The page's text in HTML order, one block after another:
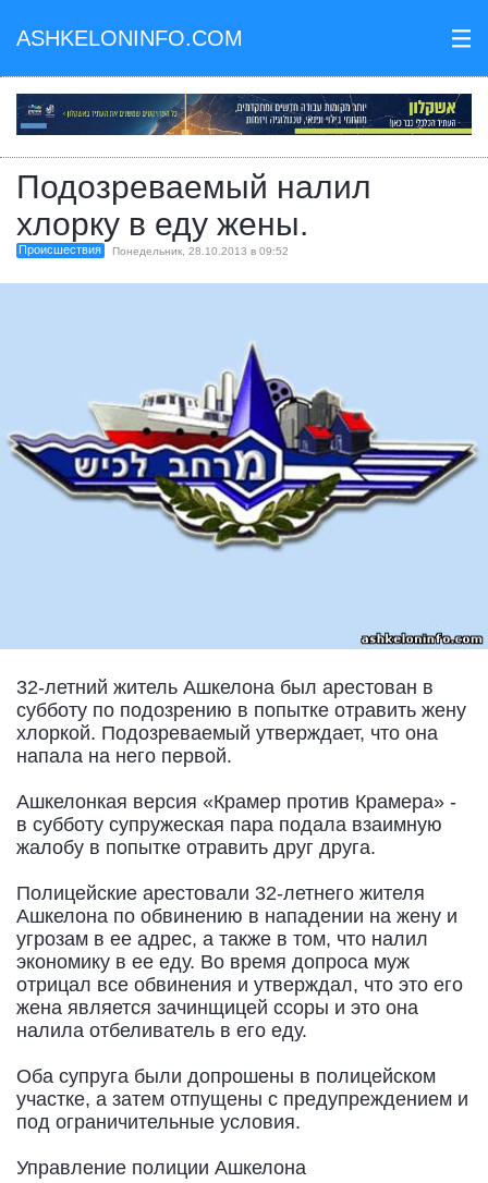
ASHKELONINFO.COM III
Подозреваемый налил
хлорку в еду жены.
Происшествия Понедельник, 28.10.2013 в 09:52
32-летний житель Ашкелона был арестован в
субботу по подозрению в попытке отравить жену
хлоркой. Подозреваемый утверждает, что она
напала на него первой.
Ашкелонкая версия «Крамер против Крамера» -
в субботу супружеская пара подала взаимную
жалобу в попытке отравить друг друга.
Полицейские арестовали 32-летнего жителя
Ашкелона по обвинению в нападении на жену и
угрозам в ее адрес, а также в том, что налил
экономику в ее еду. Во время допроса муж
отрицал все обвинения и утверждал, что это его
жена является зачинщицей ссоры и это она
налила отбеливатель в его еду.
Оба супруга были допрошены в полицейском
участке, а затем отпущены с предупреждением и
под ограничительные условия.
Управление полиции Ашкелона